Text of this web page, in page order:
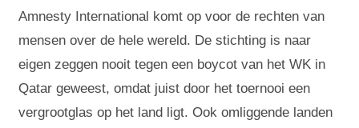
Amnesty International komt op voor de rechten van
mensen over de hele wereld. De stichting is naar
eigen zeggen nooit tegen een boycot van het WK in
Qatar geweest, omdat juist door het toernooi een
vergrootglas op het land ligt. Ook omliggende landen